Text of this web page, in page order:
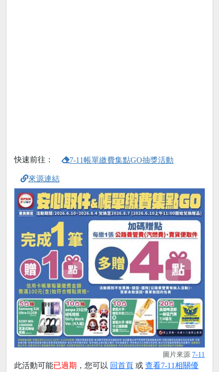
快速前往： 7-11帳單繳費集點GO抽獎活動
來源連結
圖片來源 7-11
此活動可能已過期 ，您可以 回首頁 或 查看7-11相關優